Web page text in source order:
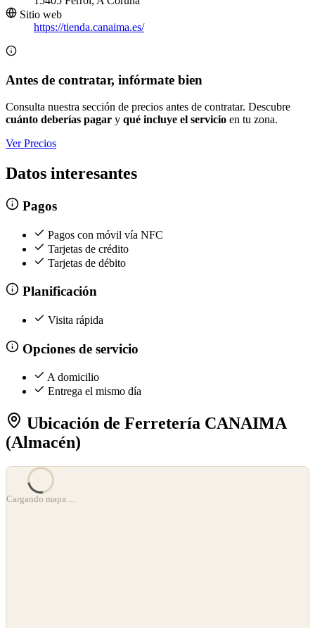
Sitio web
https://tienda.canaima.es/
Antes de contratar, infórmate bien
Consulta nuestra sección de precios antes de contratar. Descubre
cuánto deberías pagar y qué incluye el servicio en tu zona.
Ver Precios
Datos interesantes
Pagos
Pagos con móvil vía NFC
Tarjetas de crédito
Tarjetas de débito
Planificación
Visita rápida
Opciones de servicio
A domicilio
Entrega el mismo día
Ubicación de Ferretería CANAIMA
(Almacén)
OpenStreetMap
©CARTO